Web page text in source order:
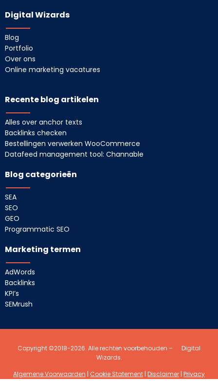
Digital Wizards
Blog
Portfolio
Over ons
Online marketing vacatures
Recente blog artikelen
Alles over anchor texts
Backlinks checken
Bestellingen verwerken WooCommerce
Datafeed management tool: Channable
Blog categorieën
SEA
SEO
GEO
Programmatic SEO
Marketing termen
AdWords
Backlinks
KPI’s
SEMrush
Copyright ©2018-2026. Alle rechten voorbehouden –
Digital
Wizards.
Algemene Voorwaarden | Cookie Statement | Disclaimer | Privacy